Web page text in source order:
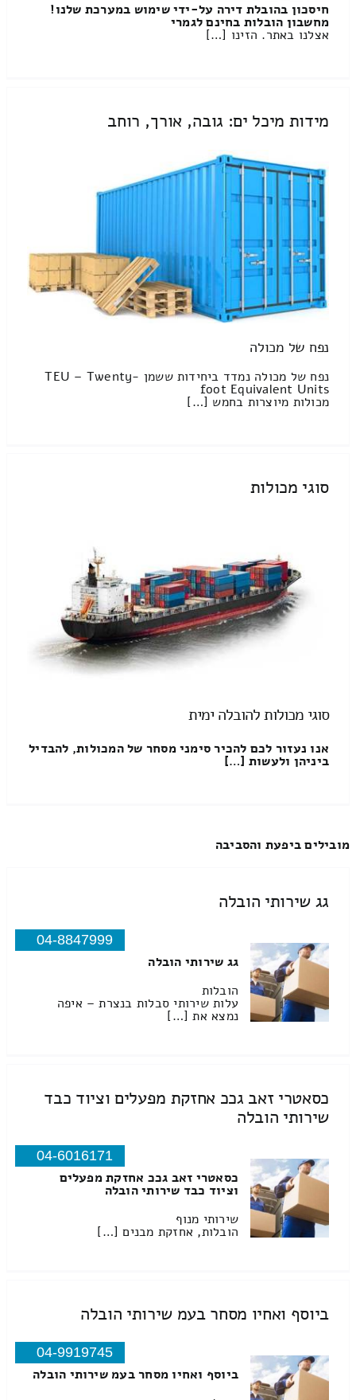
חיסכון בהובלת דירה על-ידי שימוש במערכת שלנו!
מחשבון הובלות בחינם לגמרי
אצלנו באתר. הזינו […]
מידות מיכל ים: גובה, אורך, רוחב
נפח של מכולה
נפח של מכולה נמדד ביחידות ששמן TEU – Twenty-
foot Equivalent Units
מכולות מיוצרות בחמש […]
סוגי מכולות
סוגי מכולות להובלה ימית
אנו נעזור לכם להכיר סימני מסחר של המכולות, להבדיל
ביניהן ולעשות […]
מובילים ביפעת והסביבה
גג שירותי הובלה
04-8847999
גג שירותי הובלה
הובלות
עלות שירותי סבלות בנצרת – איפה
נמצא את […]
כסאטרי זאב גככ אחזקת מפעלים וציוד כבד
שירותי הובלה
04-6016171
כסאטרי זאב גככ אחזקת מפעלים
וציוד כבד שירותי הובלה
שירותי מנוף
הובלות, אחזקת מבנים […]
ביוסף ואחיו מסחר בעמ שירותי הובלה
04-9919745
ביוסף ואחיו מסחר בעמ שירותי הובלה